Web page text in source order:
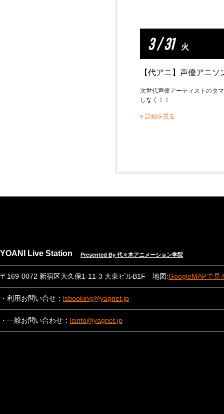
3 / 31 火
【代アニ】声優アニ
次世代声優アーティストのタ
しなく！！
» 詳細を見る
YOANI Live Station Presented By 代々木アニメーション学院
〒169-0072 新宿区大久保1-11-3 大東ビルB1F 地図:GoogleMAPで見
・利用お問い合せ： lsbooking@yagnet.jp
・一般お問い合わせ： lsinfo@yagnet.jp